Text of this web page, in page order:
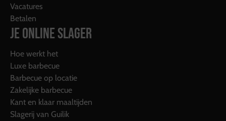
Vacatures
Betalen
JE ONLINE SLAGER
Hoe werkt het
Luxe barbecue
Barbecue op locatie
Zakelijke barbecue
Kant en klaar maaltijden
Slagerij van Guilik